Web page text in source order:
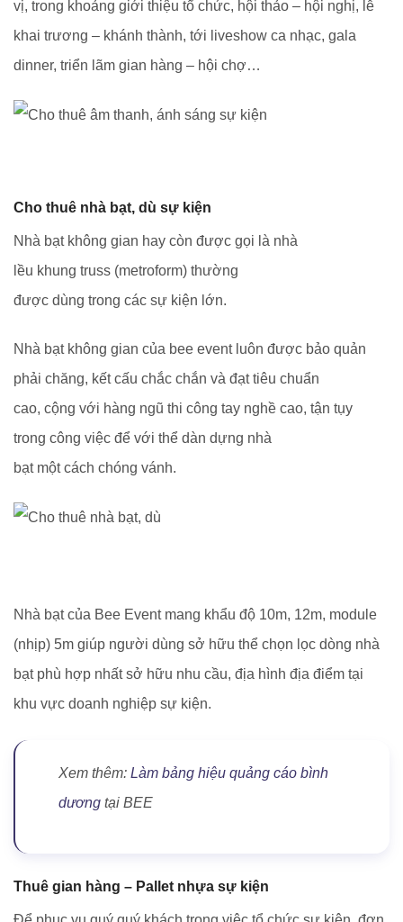
vị, trong khoảng giới thiệu tổ chức, hội thảo – hội nghị, lễ
khai trương – khánh thành, tới liveshow ca nhạc, gala
dinner, triển lãm gian hàng – hội chợ…
Cho thuê nhà bạt, dù sự kiện
Nhà bạt không gian hay còn được gọi là nhà
lều khung truss (metroform) thường
được dùng trong các sự kiện lớn.
Nhà bạt không gian của bee event luôn được bảo quản
phải chăng, kết cấu chắc chắn và đạt tiêu chuẩn
cao, cộng với hàng ngũ thi công tay nghề cao, tận tụy
trong công việc để với thể dàn dựng nhà
bạt một cách chóng vánh.
Nhà bạt của Bee Event mang khẩu độ 10m, 12m, module
(nhịp) 5m giúp người dùng sở hữu thể chọn lọc dòng nhà
bạt phù hợp nhất sở hữu nhu cầu, địa hình địa điểm tại
khu vực doanh nghiệp sự kiện.
Xem thêm: Làm bảng hiệu quảng cáo bình
dương tại BEE
Thuê gian hàng – Pallet nhựa sự kiện